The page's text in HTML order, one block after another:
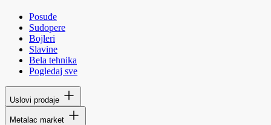
Posuđe
Sudopere
Bojleri
Slavine
Bela tehnika
Pogledaj sve
Uslovi prodaje
Metalac market